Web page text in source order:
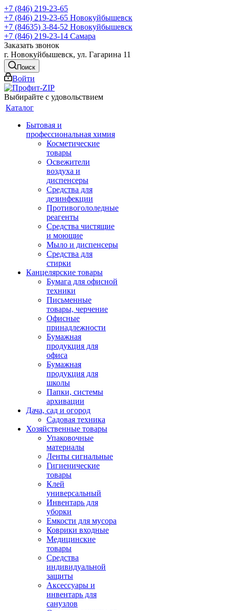
+7 (846) 219-23-65
+7 (846) 219-23-65 Новокуйбышевск
+7 (84635) 3-84-52 Новокуйбышевск
+7 (846) 219-23-14 Самара
Заказать звонок
г. Новокуйбышевск, ул. Гагарина 11
Поиск
Войти
Выбирайте с удовольствием
Каталог
Бытовая и
профессиональная химия
Косметические
товары
Освежители
воздуха и
диспенсеры
Средства для
дезинфекции
Противогололедные
реагенты
Средства чистящие
и моющие
Мыло и диспенсеры
Средства для
стирки
Канцелярские товары
Бумага для офисной
техники
Письменные
товары, черчение
Офисные
принадлежности
Бумажная
продукция для
офиса
Бумажная
продукция для
школы
Папки, системы
архивации
Дача, сад и огород
Садовая техника
Хозяйственные товары
Упаковочные
материалы
Ленты сигнальные
Гигиенические
товары
Клей
универсальный
Инвентарь для
уборки
Емкости для мусора
Коврики входные
Медицинские
товары
Средства
индивидуальной
защиты
Аксессуары и
инвентарь для
санузлов